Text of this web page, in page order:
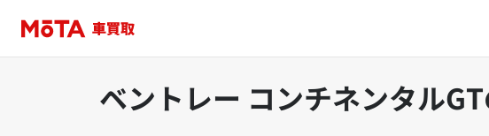
ベントレー コンチネンタル